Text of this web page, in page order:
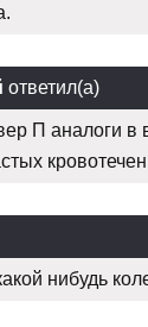
ответил(а)
П аналоги в
нибудь